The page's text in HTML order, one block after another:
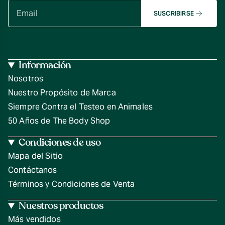
SUSCRIBIRSE
Información
Nosotros
Nuestro Propósito de Marca
Siempre Contra el Testeo en Animales
50 Años de The Body Shop
Condiciones de uso
Mapa del Sitio
Contáctanos
Términos y Condiciones de Venta
Nuestros productos
Más vendidos